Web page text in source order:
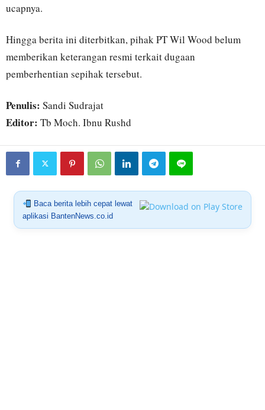
ucapnya.
Hingga berita ini diterbitkan, pihak PT Wil Wood belum
memberikan keterangan resmi terkait dugaan
pemberhentian sepihak tersebut.
Penulis: Sandi Sudrajat
Editor: Tb Moch. Ibnu Rushd
Baca berita lebih cepat lewat
aplikasi BantenNews.co.id